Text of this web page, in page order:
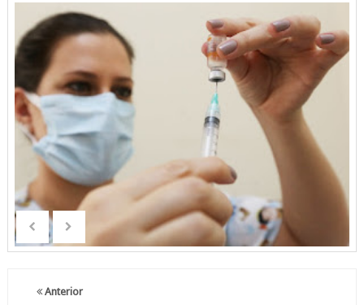
Anterior